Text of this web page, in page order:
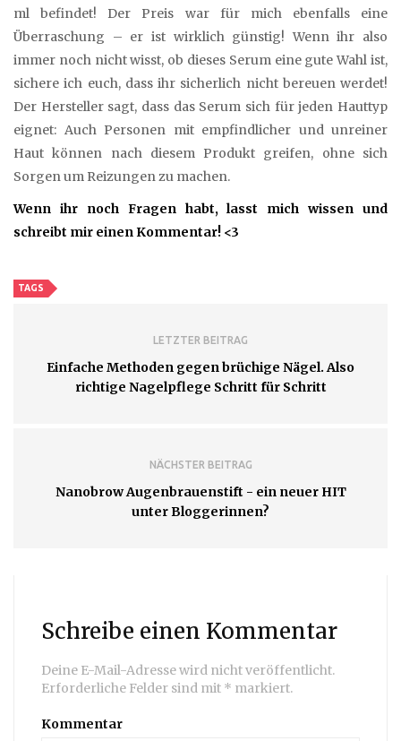
ml befindet! Der Preis war für mich ebenfalls eine
Überraschung – er ist wirklich günstig! Wenn ihr also
immer noch nicht wisst, ob dieses Serum eine gute Wahl ist,
sichere ich euch, dass ihr sicherlich nicht bereuen werdet!
Der Hersteller sagt, dass das Serum sich für jeden Hauttyp
eignet: Auch Personen mit empfindlicher und unreiner
Haut können nach diesem Produkt greifen, ohne sich
Sorgen um Reizungen zu machen.
Wenn ihr noch Fragen habt, lasst mich wissen und
schreibt mir einen Kommentar! <3
TAGS
LETZTER BEITRAG
Einfache Methoden gegen brüchige Nägel. Also
richtige Nagelpflege Schritt für Schritt
NÄCHSTER BEITRAG
Nanobrow Augenbrauenstift - ein neuer HIT
unter Bloggerinnen?
Schreibe einen Kommentar
Deine E-Mail-Adresse wird nicht veröffentlicht.
Erforderliche Felder sind mit * markiert.
Kommentar